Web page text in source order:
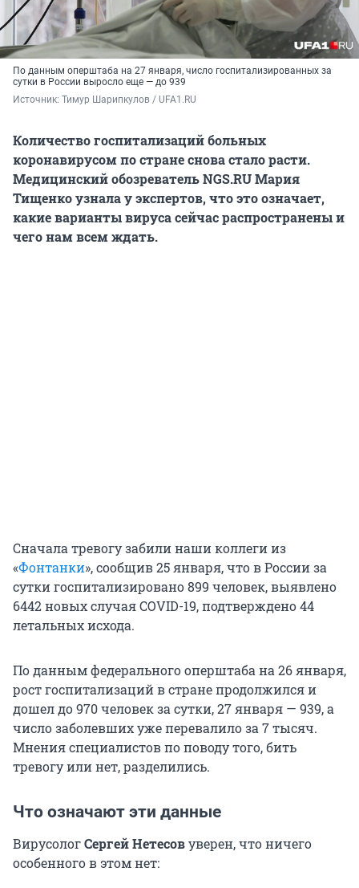
По данным оперштаба на 27 января, число госпитализированных за
сутки в России выросло еще — до 939
Источник: Тимур Шарипкулов / UFA1.RU
Количество госпитализаций больных
коронавирусом по стране снова стало расти.
Медицинский обозреватель NGS.RU Мария
Тищенко узнала у экспертов, что это означает,
какие варианты вируса сейчас распространены и
чего нам всем ждать.
Сначала тревогу забили наши коллеги из
«Фонтанки», сообщив 25 января, что в России за
сутки госпитализировано 899 человек, выявлено
6442 новых случая COVID-19, подтверждено 44
летальных исхода.
По данным федерального оперштаба на 26 января,
рост госпитализаций в стране продолжился и
дошел до 970 человек за сутки, 27 января — 939, а
число заболевших уже перевалило за 7 тысяч.
Мнения специалистов по поводу того, бить
тревогу или нет, разделились.
Что означают эти данные
ВирусологСергей Нетесовуверен, что ничего
особенного в этом нет: